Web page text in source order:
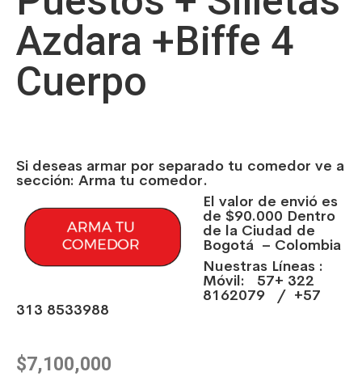
Azdara +Biffe 4
Cuerpo
Si deseas armar por separado tu comedor ve a
sección: Arma tu comedor.
El valor de envió es
de $90.000 Dentro
de la Ciudad de
Bogotá – Colombia
Nuestras Líneas :
Móvil: 57+ 322
8162079 / +57
313 8533988
$7,100,000